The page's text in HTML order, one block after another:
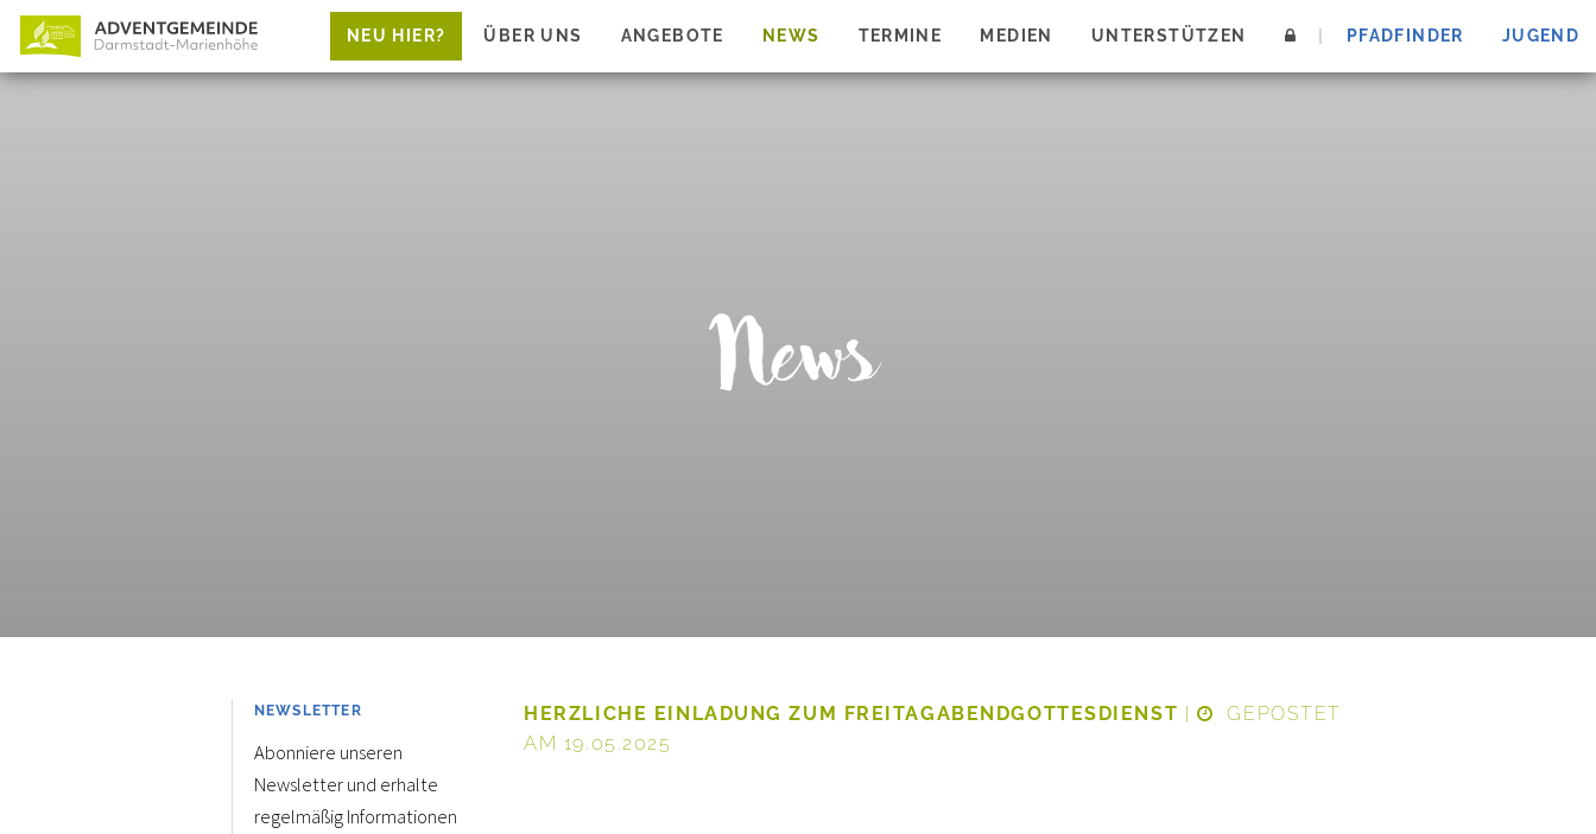
NEU HIER? ÜBER UNS ANGEBOTE NEWS TERMINE MEDIEN UNTERSTÜTZEN PFADFINDER JUGEND
News
NEWSLETTER
Abonniere unseren
Newsletter und erhalte
regelmäßig Informationen
HERZLICHE EINLADUNG ZUM FREITAGABENDGOTTESDIENST |
GEPOSTET
AM 19.05.2025